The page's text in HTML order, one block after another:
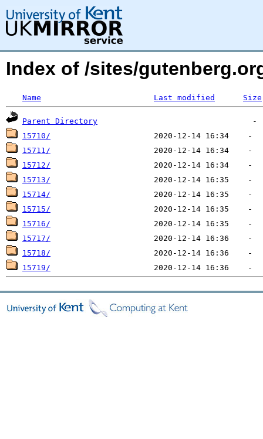
Index of /sites/
Name Last modified Size
Parent Directory
15710/
15711/
15712/
15713/
15714/
15715/
15716/
15717/
15718/
15719/